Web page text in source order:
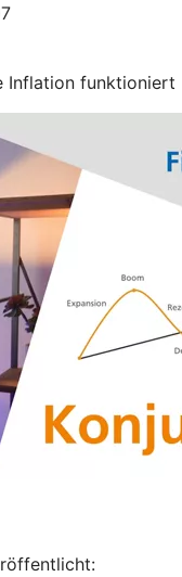
Inflation funktioniert